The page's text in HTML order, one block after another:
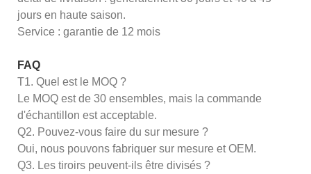
jours en haute saison.
Service : garantie de 12 mois
FAQ
T1. Quel est le MOQ ?
Le MOQ est de 30 ensembles, mais la commande
d'échantillon est acceptable.
Q2. Pouvez-vous faire du sur mesure ?
Oui, nous pouvons fabriquer sur mesure et OEM.
Q3. Les tiroirs peuvent-ils être divisés ?